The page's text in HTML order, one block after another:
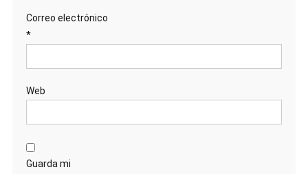
Correo electrónico
*
Web
Guarda mi